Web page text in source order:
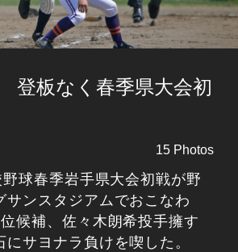
登板なく春季県大会初
15 Photos
球春季岩手県大会初戦が野
サンスタジアムでおこなわ
候補、佐々木朗希投手擁す
にサヨナラ負けを喫した。